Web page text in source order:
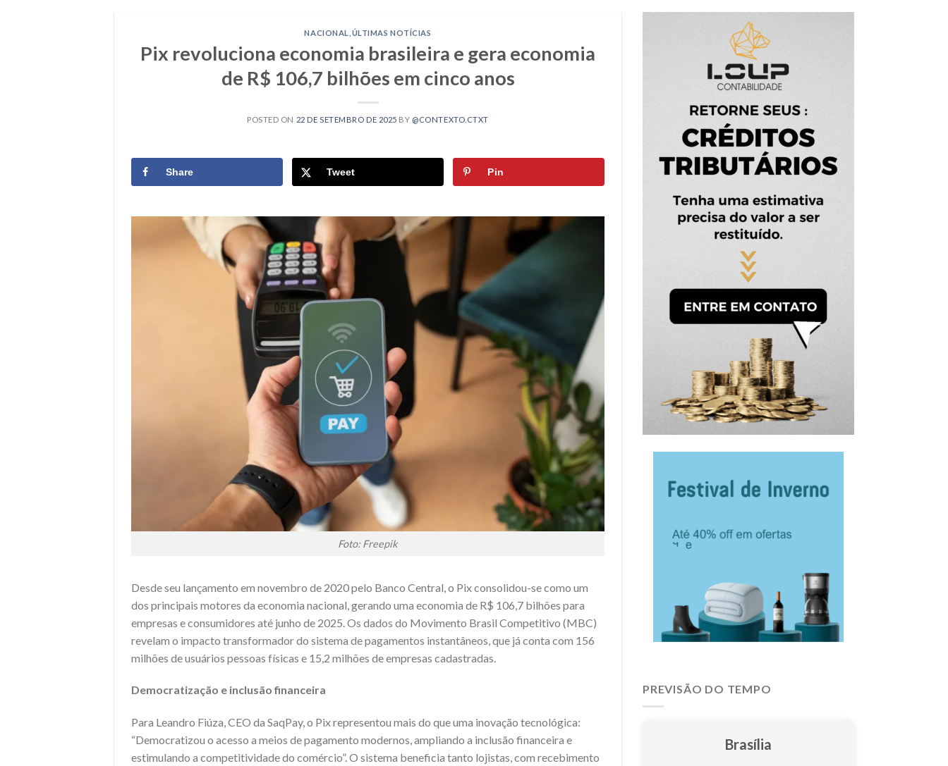
NACIONAL ÚLTIMAS NOTÍCIAS
Pix revoluciona economia brasileira e gera economia
de R$ 106,7 bilhões em cinco anos
POSTED ON 22 DE SETEMBRO DE 2025 BY @CONTEXTO.CTXT
Share Tweet Pin
Foto: Freepik
Desde seu lançamento em novembro de 2020 pelo Banco Central, o Pix consolidou-se como um
dos principais motores da economia nacional, gerando uma economia de R$ 106,7 bilhões para
empresas e consumidores até junho de 2025. Os dados do Movimento Brasil Competitivo (MBC)
revelam o impacto transformador do sistema de pagamentos instantâneos, que já conta com 156
milhões de usuários pessoas físicas e 15,2 milhões de empresas cadastradas.
Democratização e inclusão financeira
Para Leandro Fiúza, CEO da SaqPay, o Pix representou mais do que uma inovação tecnológica:
“Democratizou o acesso a meios de pagamento modernos, ampliando a inclusão financeira e
estimulando a competitividade do comércio”. O sistema beneficia tanto lojistas, com recebimento
PREVISÃO DO TEMPO
Brasília